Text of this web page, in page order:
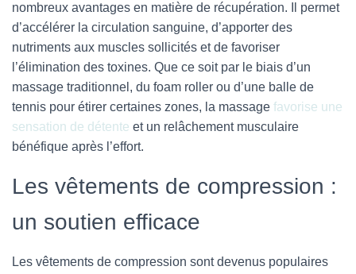
nombreux avantages en matière de récupération. Il permet
d’accélérer la circulation sanguine, d’apporter des
nutriments aux muscles sollicités et de favoriser
l’élimination des toxines. Que ce soit par le biais d’un
massage traditionnel, du foam roller ou d’une balle de
tennis pour étirer certaines zones, la massage favorise une
sensation de détente et un relâchement musculaire
bénéfique après l’effort.
Les vêtements de compression :
un soutien efficace
Les vêtements de compression sont devenus populaires